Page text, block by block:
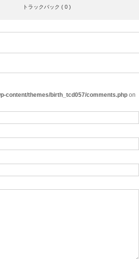
トラックバック ( 0 )
content/themes/birth_tcd057/comments.php on